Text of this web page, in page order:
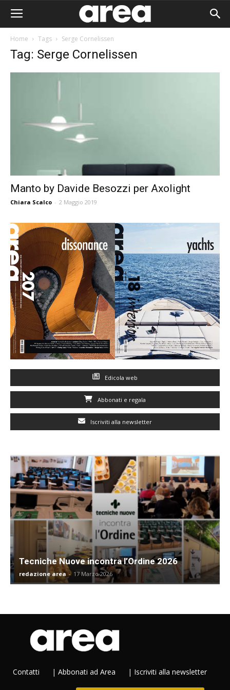
Home Tags Serge Cornelissen
Tag: Serge Cornelissen
Manto by Davide Besozzi per Axolight
Chiara Scalco - 2 Maggio 2019
Edicola web
Abbonati e regala
Iscriviti alla newsletter
Tecniche Nuove incontra l’Ordine 2026
redazione area - 17 Marzo 2026
Contatti | Abbonati ad Area | Iscriviti alla newsletter